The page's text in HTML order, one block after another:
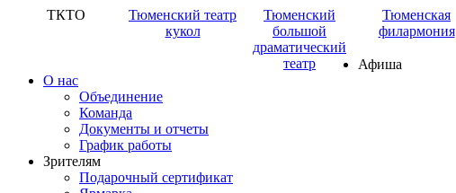
ТКТО
Тюменский театр
кукол
Тюменский
большой
драматический
театр
Тюменская
филармония
Афиша
О нас
Объединение
Команда
Документы и отчеты
График работы
Зрителям
Подарочный сертификат